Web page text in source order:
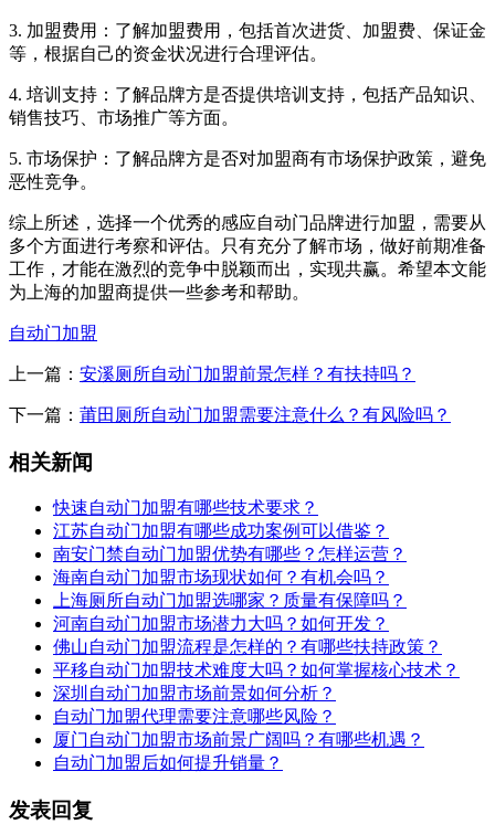
3. 加盟费用：了解加盟费用，包括首次进货、加盟费、保证金
等，根据自己的资金状况进行合理评估。
4. 培训支持：了解品牌方是否提供培训支持，包括产品知识、
销售技巧、市场推广等方面。
5. 市场保护：了解品牌方是否对加盟商有市场保护政策，避免
恶性竞争。
综上所述，选择一个优秀的感应自动门品牌进行加盟，需要从
多个方面进行考察和评估。只有充分了解市场，做好前期准备
工作，才能在激烈的竞争中脱颖而出，实现共赢。希望本文能
为上海的加盟商提供一些参考和帮助。
自动门加盟
上一篇： 安溪厕所自动门加盟前景怎样？有扶持吗？
下一篇： 莆田厕所自动门加盟需要注意什么？有风险吗？
相关新闻
快速自动门加盟有哪些技术要求？
江苏自动门加盟有哪些成功案例可以借鉴？
南安门禁自动门加盟优势有哪些？怎样运营？
海南自动门加盟市场现状如何？有机会吗？
上海厕所自动门加盟选哪家？质量有保障吗？
河南自动门加盟市场潜力大吗？如何开发？
佛山自动门加盟流程是怎样的？有哪些扶持政策？
平移自动门加盟技术难度大吗？如何掌握核心技术？
深圳自动门加盟市场前景如何分析？
自动门加盟代理需要注意哪些风险？
厦门自动门加盟市场前景广阔吗？有哪些机遇？
自动门加盟后如何提升销量？
发表回复